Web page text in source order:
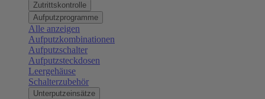
Zutrittskontrolle
Aufputzprogramme
Alle anzeigen
Aufputzkombinationen
Aufputzschalter
Aufputzsteckdosen
Leergehäuse
Schalterzubehör
Unterputzeinsätze